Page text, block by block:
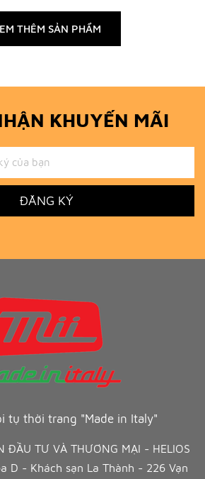
THÊM SẢN PHẨM
KHUYẾN MÃI
ĐĂNG KÝ
tụ thời trang "Made in Italy"
ĐẦU TƯ VÀ THƯƠNG MẠI - HELIOS
D - Khách sạn La Thành - 226 Vạn